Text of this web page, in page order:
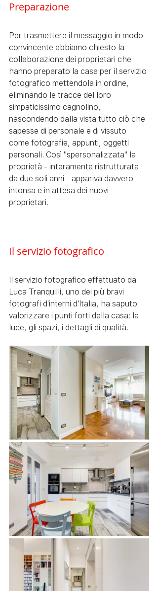
Preparazione
Per trasmettere il messaggio in modo
convincente abbiamo chiesto la
collaborazione dei proprietari che
hanno preparato la casa per il servizio
fotografico mettendola in ordine,
eliminando le tracce del loro
simpaticissimo cagnolino,
nascondendo dalla vista tutto ciò che
sapesse di personale e di vissuto
come fotografie, appunti, oggetti
personali. Così "spersonalizzata" la
proprietà - interamente ristrutturata
da due soli anni - appariva davvero
intonsa e in attesa dei nuovi
proprietari.
Il servizio fotografico
Il servizio fotografico effettuato da
Luca Tranquilli, uno dei più bravi
fotografi d'interni d'Italia, ha saputo
valorizzare i punti forti della casa: la
luce, gli spazi, i dettagli di qualità.